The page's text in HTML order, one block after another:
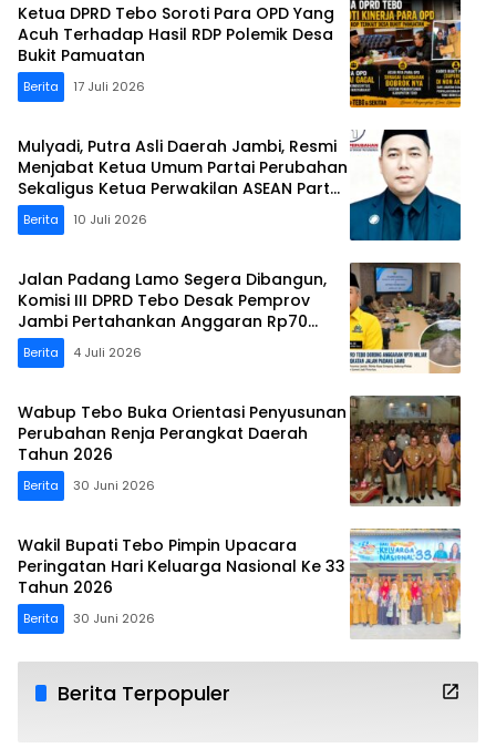
Ketua DPRD Tebo Soroti Para OPD Yang
Acuh Terhadap Hasil RDP Polemik Desa
Bukit Pamuatan
Berita 17 Juli 2026
Mulyadi, Putra Asli Daerah Jambi, Resmi
Menjabat Ketua Umum Partai Perubahan
Sekaligus Ketua Perwakilan ASEAN Partai
Perubahan di Malaysia
Berita 10 Juli 2026
Jalan Padang Lamo Segera Dibangun,
Komisi III DPRD Tebo Desak Pemprov
Jambi Pertahankan Anggaran Rp70
Miliar
Berita 4 Juli 2026
Wabup Tebo Buka Orientasi Penyusunan
Perubahan Renja Perangkat Daerah
Tahun 2026
Berita 30 Juni 2026
Wakil Bupati Tebo Pimpin Upacara
Peringatan Hari Keluarga Nasional Ke 33
Tahun 2026
Berita 30 Juni 2026
Berita Terpopuler